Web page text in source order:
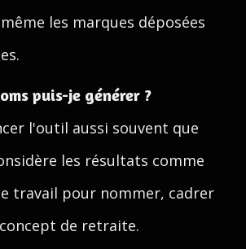
les marques déposées
puis-je générer ?
l'outil aussi souvent que
les résultats comme
travail pour nommer, cadrer
de retraite.